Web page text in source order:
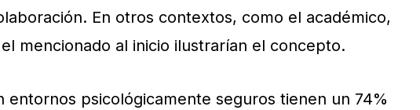
En otros contextos, como el académico,
mencionado al inicio ilustrarían el concepto.
entornos psicológicamente seguros tienen un 74%